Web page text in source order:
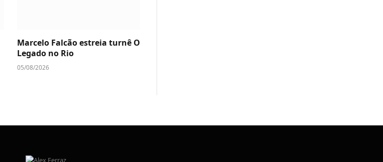
Marcelo Falcão estreia turnê O
Legado no Rio
05/08/2026